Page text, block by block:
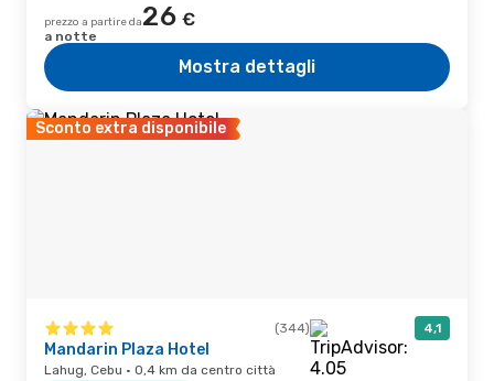
prezzo a partire da26 €
a notte
Mostra dettagli
Sconto extra disponibile
(344) 4,1
Mandarin Plaza Hotel
Lahug, Cebu · 0,4 km da centro città